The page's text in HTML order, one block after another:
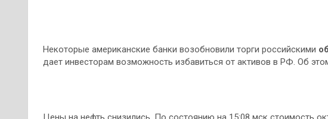
Некоторые американские банки возобновили торги российскими
дает инвесторам возможность избавиться от активов в РФ. Об